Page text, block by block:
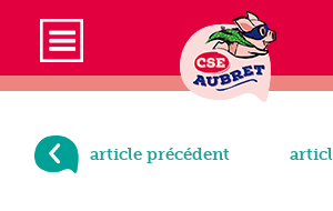
article précédent